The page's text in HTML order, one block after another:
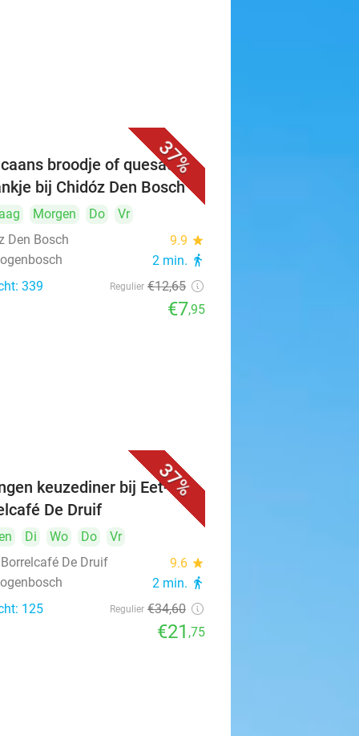
37%
broodje of quesadilla
bij Chidóz Den Bosch
Morgen Do
Vr
Den Bosch
9.9 star
2 min. directions_walk
339 Regulier €12,65
€7,95
37%
keuzediner bij Eet- &
De Druif
Di Wo Do
Vr
Borrelcafé De Druif
9.6 star
2 min. directions_walk
125 Regulier €34,60
€21 ,75